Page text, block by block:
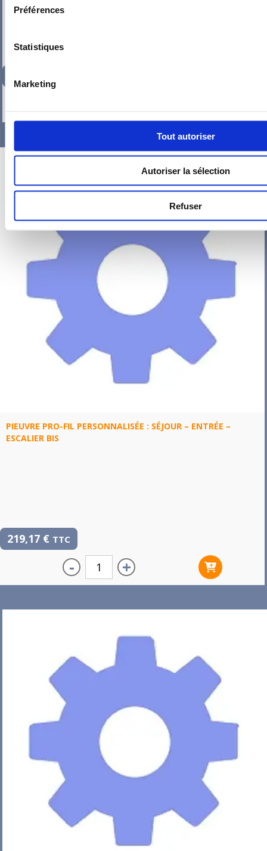
Préférences
Statistiques
Marketing
Tout autoriser
Autoriser la sélection
Refuser
PIEUVRE PRO-FIL PERSONNALISÉE : SÉJOUR – ENTRÉE –
ESCALIER BIS
219,17 € TTC
- +